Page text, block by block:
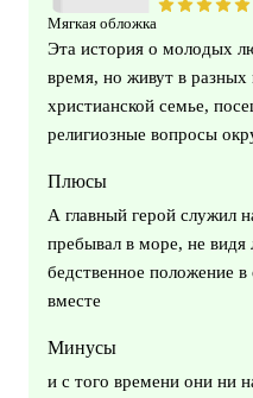
Мягкая обложка
Эта история о молодых
время, но живут в
христианской семье,
религиозные вопросы
Плюсы
А главный герой служил
пребывал в море, не
бедственное положение в
вместе
Минусы
и с того времени они ни